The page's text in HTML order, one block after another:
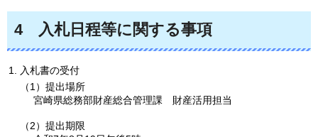
4 入札日程等に関する事項
入札書の受付
（1）提出場所
宮崎県総務部財産総合管理課
財産活用担当
（2）提出期限